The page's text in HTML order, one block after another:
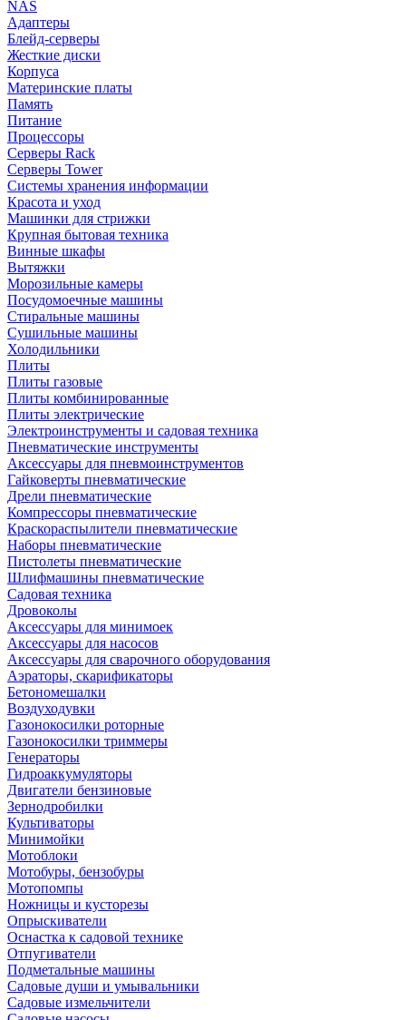
NAS
Адаптеры
Блейд-серверы
Жесткие диски
Корпуса
Материнские платы
Память
Питание
Процессоры
Серверы Rack
Серверы Tower
Системы хранения информации
Красота и уход
Машинки для стрижки
Крупная бытовая техника
Винные шкафы
Вытяжки
Морозильные камеры
Посудомоечные машины
Стиральные машины
Сушильные машины
Холодильники
Плиты
Плиты газовые
Плиты комбинированные
Плиты электрические
Электроинструменты и садовая техника
Пневматические инструменты
Аксессуары для пневмоинструментов
Гайковерты пневматические
Дрели пневматические
Компрессоры пневматические
Краскораспылители пневматические
Наборы пневматические
Пистолеты пневматические
Шлифмашины пневматические
Садовая техника
Дровоколы
Аксессуары для минимоек
Аксессуары для насосов
Аксессуары для сварочного оборудования
Аэраторы, скарификаторы
Бетономешалки
Воздуходувки
Газонокосилки роторные
Газонокосилки триммеры
Генераторы
Гидроаккумуляторы
Двигатели бензиновые
Зернодробилки
Культиваторы
Минимойки
Мотоблоки
Мотобуры, бензобуры
Мотопомпы
Ножницы и кусторезы
Опрыскиватели
Оснастка к садовой технике
Отпугиватели
Подметальные машины
Садовые души и умывальники
Садовые измельчители